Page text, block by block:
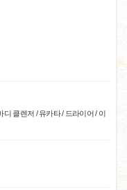
클렌저 / 유카타 / 드라이어 / 이